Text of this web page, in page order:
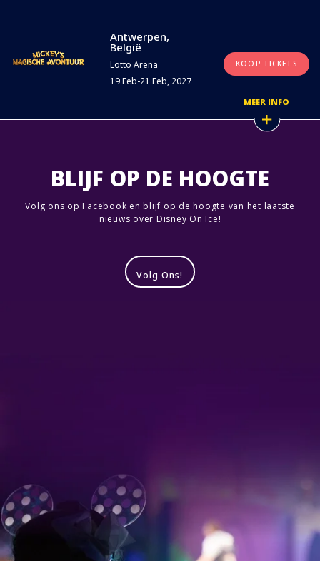
Antwerpen,
België
Lotto Arena
19 Feb-21 Feb, 2027
KOOP TICKETS
MEER INFO
BLIJF OP DE HOOGTE
Volg ons op Facebook en blijf op de hoogte van het laatste
nieuws over Disney On Ice!
Volg Ons!